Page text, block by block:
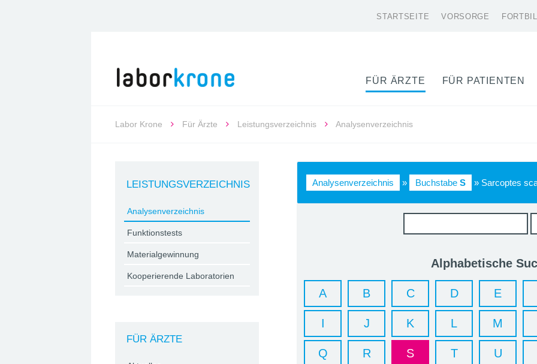
STARTSEITE VORSORGE
FÜR ÄRZTE FÜR PATIENTEN
Labor Krone Für Ärzte Leistungsverzeichnis Analysenverzeichnis
Analysenverzeichnis » Buchstabe S » Sarcoptes
Alphabetische
A B C D E
I J K L M
Q R S T U
LEISTUNGSVERZEICHNIS
Analysenverzeichnis
Funktionstests
Materialgewinnung
Kooperierende Laboratorien
FÜR ÄRZTE